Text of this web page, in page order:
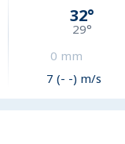
32°
29°
0 mm
7 (- -) m/s